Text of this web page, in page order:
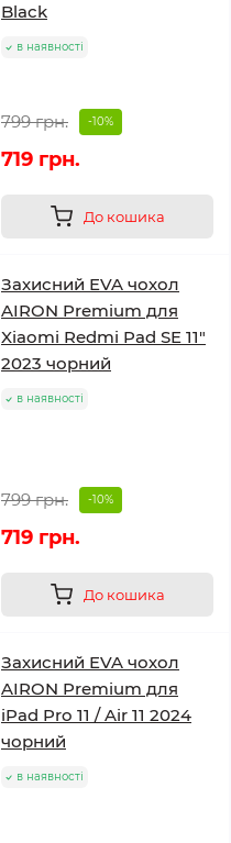
Black
в наявності
799 грн. -10%
719 грн.
До кошика
Захисний EVA чохол
AIRON Premium для
Xiaomi Redmi Pad SE 11"
2023 чорний
в наявності
799 грн. -10%
719 грн.
До кошика
Захисний EVA чохол
AIRON Premium для
iPad Pro 11 / Air 11 2024
чорний
в наявності